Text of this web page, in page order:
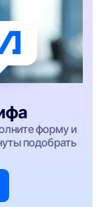
форму и
подобрать